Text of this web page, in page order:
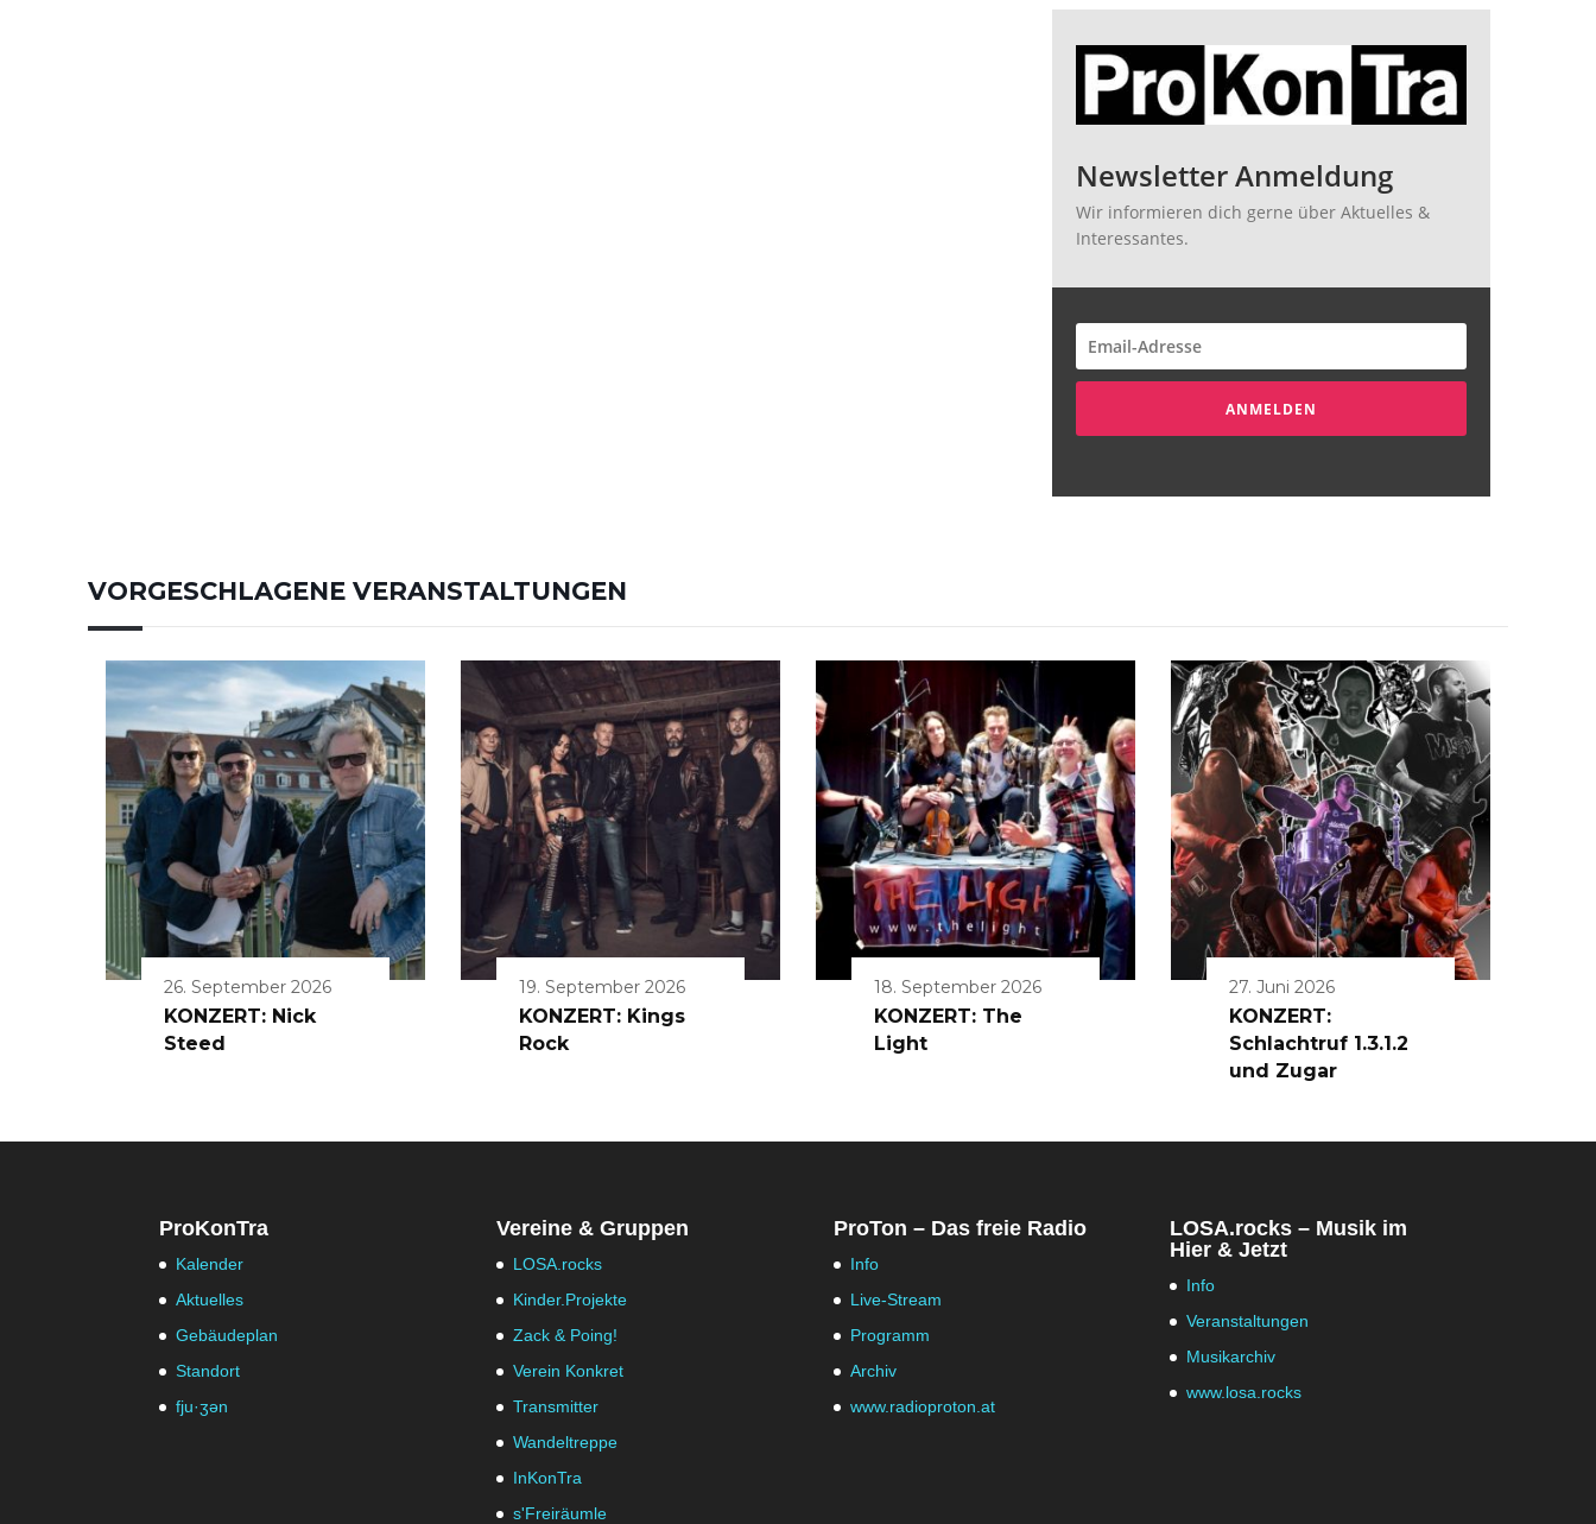
Newsletter Anmeldung
Wir informieren dich gerne über Aktuelles &
Interessantes.
ANMELDEN
VORGESCHLAGENE VERANSTALTUNGEN
26. September 2026
KONZERT: Nick
Steed
19. September 2026
KONZERT: Kings
Rock
18. September 2026
KONZERT: The
Light
27. Juni 2026
KONZERT:
Schlachtruf 1.3.1.2
und Zugar
ProKonTra
Kalender
Aktuelles
Gebäudeplan
Standort
fju·ʒən
Vereine & Gruppen
LOSA.rocks
Kinder.Projekte
Zack & Poing!
Verein Konkret
Transmitter
Wandeltreppe
InKonTra
s'Freiräumle
ProTon – Das freie Radio
Info
Live-Stream
Programm
Archiv
www.radioproton.at
LOSA.rocks – Musik im
Hier & Jetzt
Info
Veranstaltungen
Musikarchiv
www.losa.rocks